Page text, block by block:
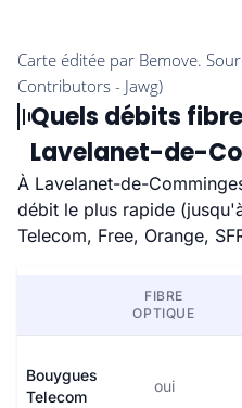
Quels débits
Lavelanet-de-
À Lavelanet-de-
débit le plus rapide
Telecom, Free, Orange,
FIBRE
OPTIQUE
Bouygues
Telecom
oui